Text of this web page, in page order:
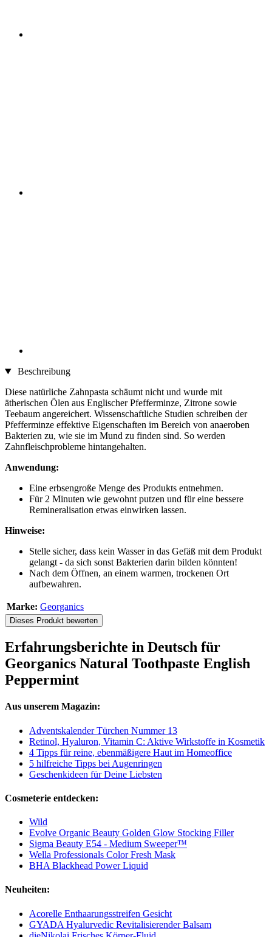
Beschreibung
Diese natürliche Zahnpasta schäumt nicht und wurde mit
ätherischen Ölen aus Englischer Pfefferminze, Zitrone sowie
Teebaum angereichert. Wissenschaftliche Studien schreiben der
Pfefferminze effektive Eigenschaften im Bereich von anaeroben
Bakterien zu, wie sie im Mund zu finden sind. So werden
Zahnfleischprobleme hintangehalten.
Anwendung:
Eine erbsengroße Menge des Produkts entnehmen.
Für 2 Minuten wie gewohnt putzen und für eine bessere
Remineralisation etwas einwirken lassen.
Hinweise:
Stelle sicher, dass kein Wasser in das Gefäß mit dem Produkt
gelangt - da sich sonst Bakterien darin bilden könnten!
Nach dem Öffnen, an einem warmen, trockenen Ort
aufbewahren.
Marke: Georganics
Dieses Produkt bewerten
Erfahrungsberichte in Deutsch für
Georganics Natural Toothpaste English
Peppermint
Aus unserem Magazin:
Adventskalender Türchen Nummer 13
Retinol, Hyaluron, Vitamin C: Aktive Wirkstoffe in Kosmetik
4 Tipps für reine, ebenmäßigere Haut im Homeoffice
5 hilfreiche Tipps bei Augenringen
Geschenkideen für Deine Liebsten
Cosmeterie entdecken:
Wild
Evolve Organic Beauty Golden Glow Stocking Filler
Sigma Beauty E54 - Medium Sweeper™
Wella Professionals Color Fresh Mask
BHA Blackhead Power Liquid
Neuheiten:
Acorelle Enthaarungsstreifen Gesicht
GYADA Hyalurvedic Revitalisierender Balsam